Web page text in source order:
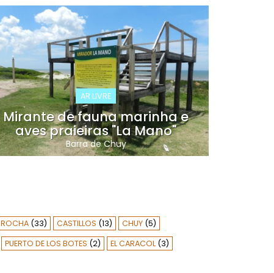
AR LIVRE
Mirante de fauna marinha e
aves praieiras "La Mano"
Barra de Chuy
ROCHA (33) CASTILLOS (13) CHUY (5)
PUERTO DE LOS BOTES (2) EL CARACOL (3)